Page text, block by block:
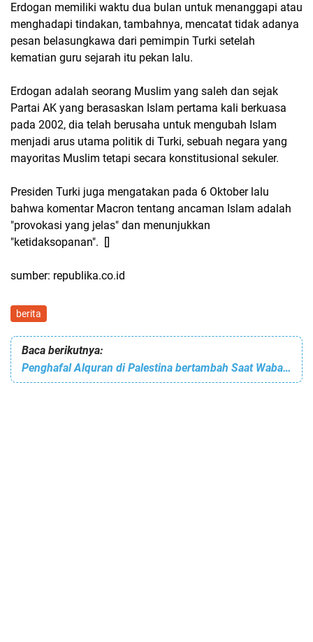
Erdogan memiliki waktu dua bulan untuk menanggapi atau
menghadapi tindakan, tambahnya, mencatat tidak adanya
pesan belasungkawa dari pemimpin Turki setelah
kematian guru sejarah itu pekan lalu.
Erdogan adalah seorang Muslim yang saleh dan sejak
Partai AK yang berasaskan Islam pertama kali berkuasa
pada 2002, dia telah berusaha untuk mengubah Islam
menjadi arus utama politik di Turki, sebuah negara yang
mayoritas Muslim tetapi secara konstitusional sekuler.
Presiden Turki juga mengatakan pada 6 Oktober lalu
bahwa komentar Macron tentang ancaman Islam adalah
"provokasi yang jelas" dan menunjukkan
"ketidaksopanan". []
sumber: republika.co.id
berita
Baca berikutnya:
Penghafal Alquran di Palestina bertambah Saat Wabah Covid-19